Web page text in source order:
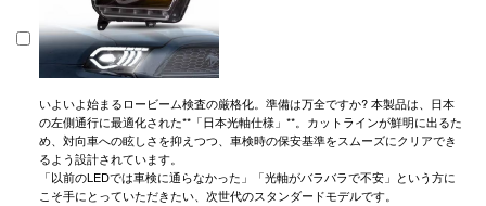
いよいよ始まるロービーム検査の厳格化。準備は万全ですか? 本製品は、日本
の左側通行に最適化された**「日本光軸仕様」**。カットラインが鮮明に出るた
め、対向車への眩しさを抑えつつ、車検時の保安基準をスムーズにクリアでき
るよう設計されています。
「以前のLEDでは車検に通らなかった」「光軸がバラバラで不安」という方に
こそ手にとっていただきたい、次世代のスタンダードモデルです。